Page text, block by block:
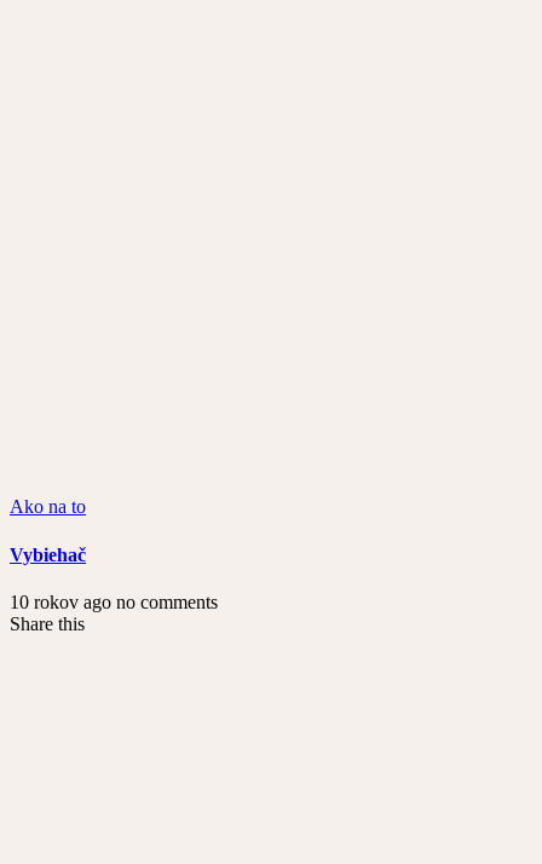
Ako na to
Vybiehač
10 rokov ago no comments
Share this